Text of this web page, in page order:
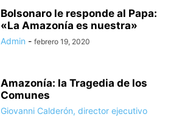
Bolsonaro le responde al Papa:
«La Amazonía es nuestra»
Admin - febrero 19, 2020
Amazonía: la Tragedia de los
Comunes
Giovanni Calderón, director ejecutivo